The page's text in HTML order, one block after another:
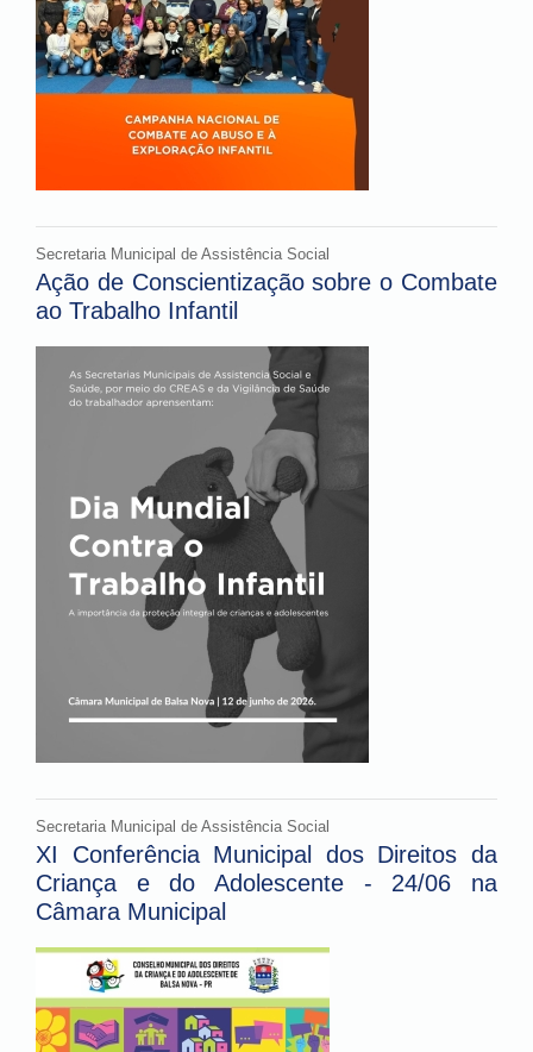
Secretaria Municipal de Assistência Social
Ação de Conscientização sobre o Combate
ao Trabalho Infantil
Secretaria Municipal de Assistência Social
XI Conferência Municipal dos Direitos da
Criança e do Adolescente - 24/06 na
Câmara Municipal